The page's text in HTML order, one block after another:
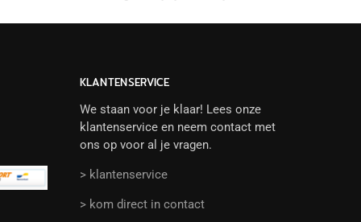
KLANTENSERVICE
We staan voor je klaar! Lees onze
klantenservice en neem contact met
ons op voor al je vragen.
> klantenservice
> kom direct in contact